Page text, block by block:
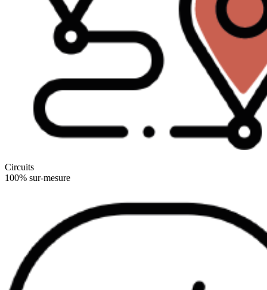
Circuits
100% sur-mesure